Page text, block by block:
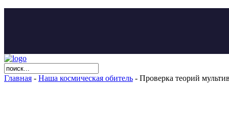
Главная - Наша космическая обитель - Проверка теорий